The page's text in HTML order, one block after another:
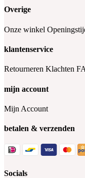
Overige
Onze winkel
klantenservice
Retourneren Klachten
mijn account
Mijn Account
betalen & verzenden
Socials